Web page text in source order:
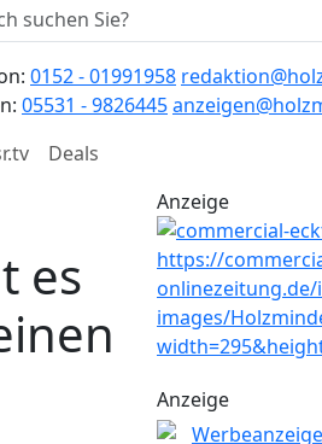
0152 - 01991958
05531 - 9826445
Deals
es
Anzeige
Anzeige